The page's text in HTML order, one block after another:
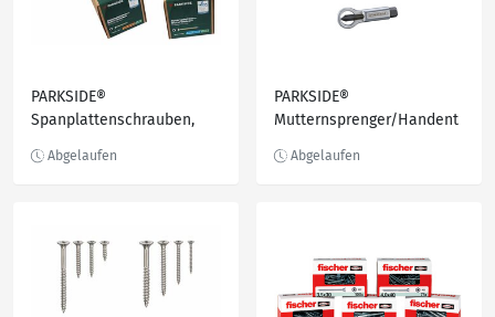
PARKSIDE®
Spanplattenschrauben,
PARKSIDE®
Mutternsprenger/Handent
Stück/8 Stück